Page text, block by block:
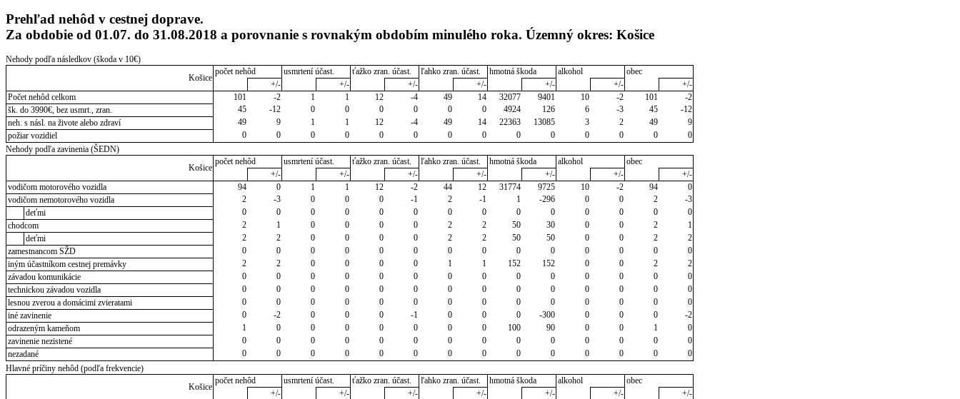
Prehľad nehôd v cestnej doprave.
Za obdobie od 01.07. do 31.08.2018 a porovnanie s rovnakým obdobím minulého roka. Územný okres: Košice
Nehody podľa následkov (škoda v 10€)
Košice
počet nehôd usmrtení účast. ťažko zran. účast. ľahko zran. účast. hmotná škoda alkohol
obec
+/-
+/- +/- +/- +/- +/-
+/-
Počet nehôd celkom
101 -2 1 1 12 -4 49 14 32077 9401 10 -2 101
-2
šk. do 3990€, bez usmrt., zran.
45 -12 0 0 0 0 0 0 4924 126 6 -3 45
-12
neh. s násl. na živote alebo zdraví
49 9 1 1 12 -4 49 14 22363 13085 3 2 49
9
požiar vozidiel
0 0 0 0 0 0 0 0 0 0 0 0 0
0
Nehody podľa zavinenia (ŠEDN)
Košice
počet nehôd usmrtení účast. ťažko zran. účast. ľahko zran. účast. hmotná škoda alkohol
obec
+/-
+/- +/- +/- +/- +/-
+/-
vodičom motorového vozidla
94 0 1 1 12 -2 44 12 31774 9725 10 -2 94
0
vodičom nemotorového vozidla
2 -3 0 0 0 -1 2 -1 1 -296 0 0 2
-3
deťmi
0 0 0 0 0 0 0 0 0 0 0 0 0
0
chodcom
2 1 0 0 0 0 2 2 50 30 0 0 2
1
deťmi
2 2 0 0 0 0 2 2 50 50 0 0 2
2
zamestnancom SŽD
0 0 0 0 0 0 0 0 0 0 0 0 0
0
iným účastníkom cestnej premávky
2 2 0 0 0 0 1 1 152 152 0 0 2
2
závadou komunikácie
0 0 0 0 0 0 0 0 0 0 0 0 0
0
technickou závadou vozidla
0 0 0 0 0 0 0 0 0 0 0 0 0
0
lesnou zverou a domácimi zvieratami
0 0 0 0 0 0 0 0 0 0 0 0 0
0
iné zavinenie
0 -2 0 0 0 -1 0 0 0 -300 0 0 0
-2
odrazeným kameňom
1 0 0 0 0 0 0 0 100 90 0 0 1
0
zavinenie nezistené
0 0 0 0 0 0 0 0 0 0 0 0 0
0
nezadané
0 0 0 0 0 0 0 0 0 0 0 0 0
0
Hlavné príčiny nehôd (podľa frekvencie)
Košice
počet nehôd usmrtení účast. ťažko zran. účast. ľahko zran. účast. hmotná škoda alkohol
obec
+/-
+/- +/- +/- +/- +/-
+/-